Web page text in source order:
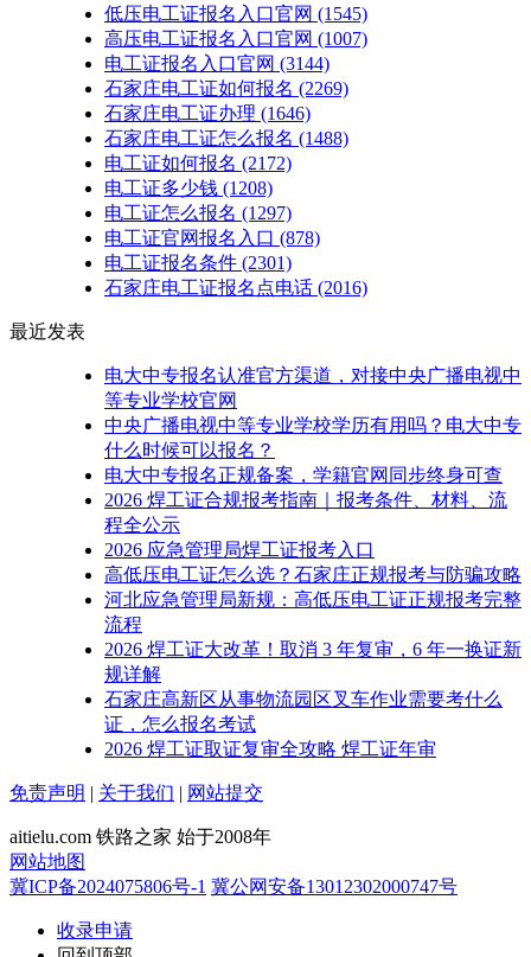
低压电工证报名入口官网 (1545)
高压电工证报名入口官网 (1007)
电工证报名入口官网 (3144)
石家庄电工证如何报名 (2269)
石家庄电工证办理 (1646)
石家庄电工证怎么报名 (1488)
电工证如何报名 (2172)
电工证多少钱 (1208)
电工证怎么报名 (1297)
电工证官网报名入口 (878)
电工证报名条件 (2301)
石家庄电工证报名点电话 (2016)
最近发表
电大中专报名认准官方渠道，对接中央广播电视中
等专业学校官网
中央广播电视中等专业学校学历有用吗？电大中专
什么时候可以报名？
电大中专报名正规备案，学籍官网同步终身可查
2026 焊工证合规报考指南｜报考条件、材料、流
程全公示
2026 应急管理局焊工证报考入口
高低压电工证怎么选？石家庄正规报考与防骗攻略
河北应急管理局新规：高低压电工证正规报考完整
流程
2026 焊工证大改革！取消 3 年复审，6 年一换证新
规详解
石家庄高新区从事物流园区叉车作业需要考什么
证，怎么报名考试
2026 焊工证取证复审全攻略 焊工证年审
免责声明 | 关于我们 | 网站提交
aitielu.com 铁路之家 始于2008年
网站地图
冀ICP备2024075806号-1 冀公网安备13012302000747号
收录申请